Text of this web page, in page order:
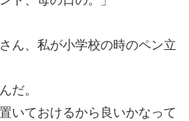
ん、私が小学校の時のペン立
だ。
いておけるから良いかなって